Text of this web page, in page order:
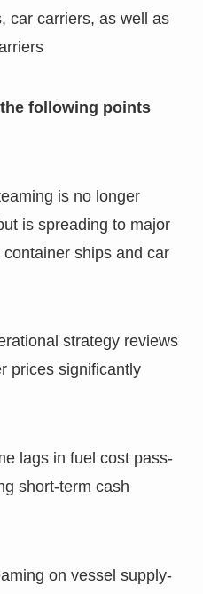
car carriers, as well as
following points
is no longer
is spreading to major
ships and car
strategy reviews
prices significantly
lags in fuel cost pass-
short-term cash
on vessel supply-